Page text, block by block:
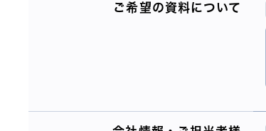
ご希望の資料について